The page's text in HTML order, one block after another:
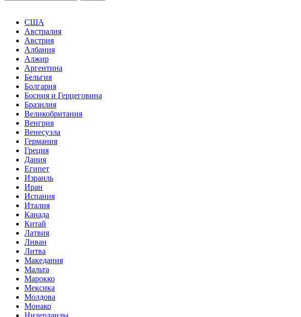
США
Австралия
Австрия
Албания
Алжир
Аргентина
Бельгия
Болгария
Босния и Герцеговина
Бразилия
Великобритания
Венгрия
Венесуэла
Германия
Греция
Дания
Египет
Израиль
Иран
Испания
Италия
Канада
Китай
Латвия
Ливан
Литва
Македания
Мальта
Марокко
Мексика
Молдова
Монако